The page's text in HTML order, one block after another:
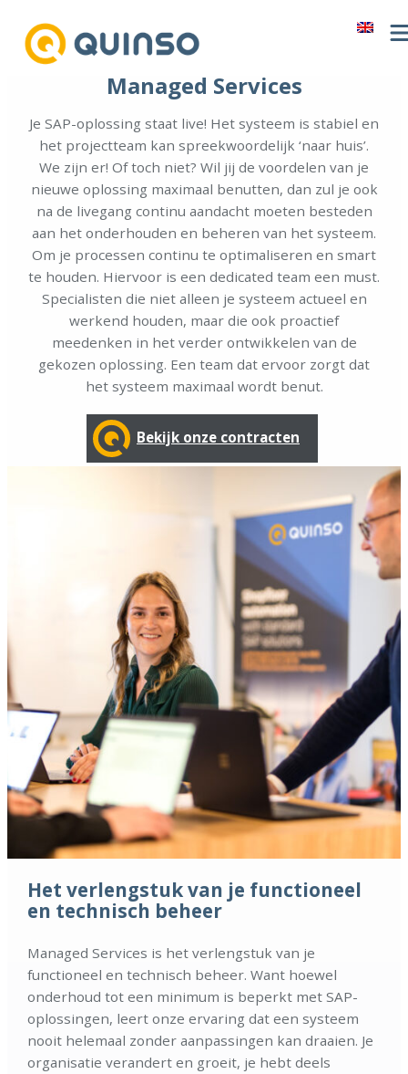
naar
Managed Services
Je SAP-oplossing staat live! Het systeem is stabiel en
het projectteam kan spreekwoordelijk ‘naar huis’.
We zijn er! Of toch niet? Wil jij de voordelen van je
nieuwe oplossing maximaal benutten, dan zul je ook
na de livegang continu aandacht moeten besteden
aan het onderhouden en beheren van het systeem.
Om je processen continu te optimaliseren en smart
te houden. Hiervoor is een dedicated team een must.
Specialisten die niet alleen je systeem actueel en
werkend houden, maar die ook proactief
meedenken in het verder ontwikkelen van de
gekozen oplossing. Een team dat ervoor zorgt dat
het systeem maximaal wordt benut.
Bekijk onze contracten
Het verlengstuk van je functioneel
en technisch beheer
Managed Services is het verlengstuk van je
functioneel en technisch beheer. Want hoewel
onderhoud tot een minimum is beperkt met SAP-
oplossingen, leert onze ervaring dat een systeem
nooit helemaal zonder aanpassingen kan draaien. Je
organisatie verandert en groeit, je hebt deels